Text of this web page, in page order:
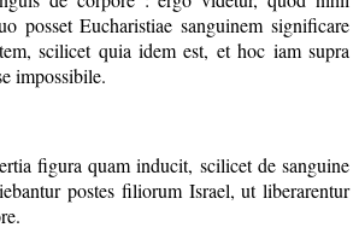
posset Eucharistiae sanguinem significare
scilicet quia idem est, et hoc iam supra
impossibile.
figura quam inducit, scilicet de sanguine
postes filiorum Israel, ut liberarentur